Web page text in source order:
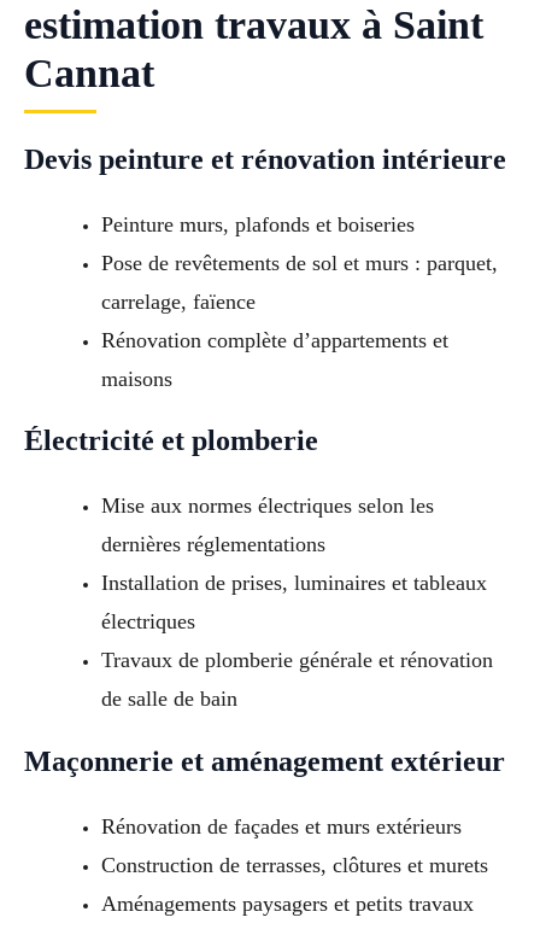
estimation travaux à Saint
Cannat
Devis peinture et rénovation intérieure
Peinture murs, plafonds et boiseries
Pose de revêtements de sol et murs : parquet,
carrelage, faïence
Rénovation complète d’appartements et
maisons
Électricité et plomberie
Mise aux normes électriques selon les
dernières réglementations
Installation de prises, luminaires et tableaux
électriques
Travaux de plomberie générale et rénovation
de salle de bain
Maçonnerie et aménagement extérieur
Rénovation de façades et murs extérieurs
Construction de terrasses, clôtures et murets
Aménagements paysagers et petits travaux